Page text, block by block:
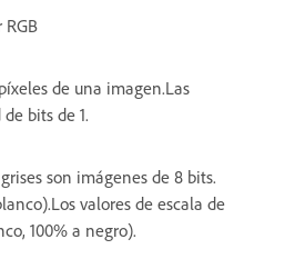
de una imagen.Las
bits de 1.
son imágenes de 8 bits.
valores de escala de
100% a negro).